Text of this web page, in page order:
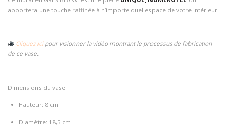
apportera une touche raffinée à n’importe quel espace de votre intérieur.
Cliquez icipour visionner la vidéo montrant le processus de fabrication
de ce vase.
Dimensions du vase:
Hauteur: 8 cm
Diamètre: 18,5 cm